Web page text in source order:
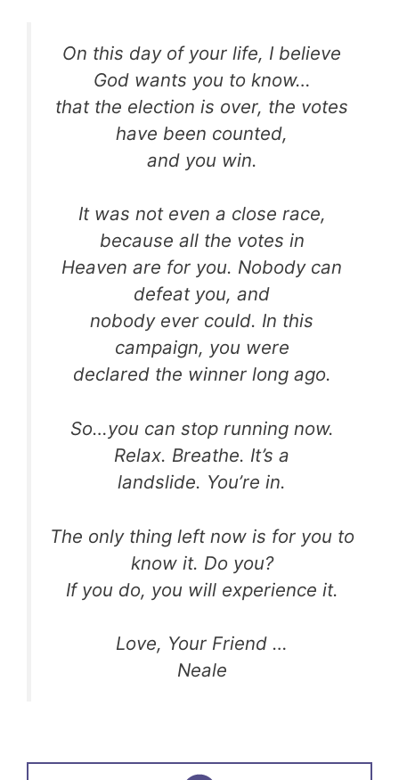
On this day of your life, I believe
God wants you to know…
that the election is over, the votes
have been counted,
and you win.
It was not even a close race,
because all the votes in
Heaven are for you. Nobody can
defeat you, and
nobody ever could. In this
campaign, you were
declared the winner long ago.
So…you can stop running now.
Relax. Breathe. It’s a
landslide. You’re in.
The only thing left now is for you to
know it. Do you?
If you do, you will experience it.
Love, Your Friend …
Neale